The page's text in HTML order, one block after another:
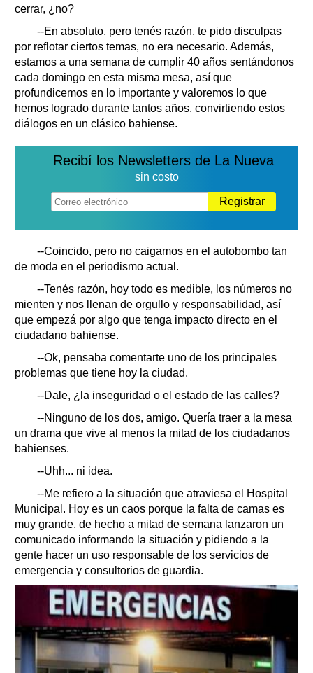
Fúnebres
Edictos
Teléfonos de urgencia
cerrar, ¿no?
--En absoluto, pero tenés razón, te pido disculpas
por reflotar ciertos temas, no era necesario. Además,
estamos a una semana de cumplir 40 años sentándonos
cada domingo en esta misma mesa, así que
profundicemos en lo importante y valoremos lo que
hemos logrado durante tantos años, convirtiendo estos
diálogos en un clásico bahiense.
Recibí los Newsletters de La Nueva
sin costo
Registrar
--Coincido, pero no caigamos en el autobombo tan
de moda en el periodismo actual.
--Tenés razón, hoy todo es medible, los números no
mienten y nos llenan de orgullo y responsabilidad, así
que empezá por algo que tenga impacto directo en el
ciudadano bahiense.
--Ok, pensaba comentarte uno de los principales
problemas que tiene hoy la ciudad.
--Dale, ¿la inseguridad o el estado de las calles?
--Ninguno de los dos, amigo. Quería traer a la mesa
un drama que vive al menos la mitad de los ciudadanos
bahienses.
--Uhh... ni idea.
--Me refiero a la situación que atraviesa el Hospital
Municipal. Hoy es un caos porque la falta de camas es
muy grande, de hecho a mitad de semana lanzaron un
comunicado informando la situación y pidiendo a la
gente hacer un uso responsable de los servicios de
emergencia y consultorios de guardia.